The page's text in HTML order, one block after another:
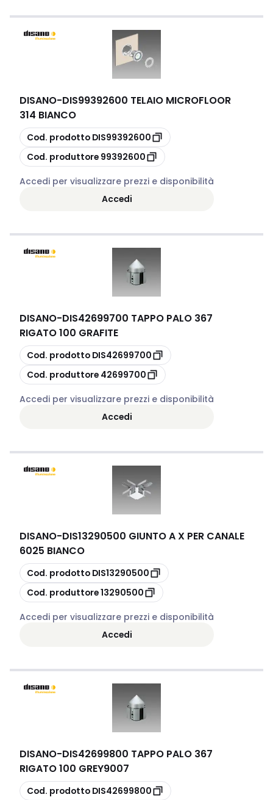
DISANO-DIS99392600 TELAIO MICROFLOOR
314 BIANCO
copia
Cod. prodotto DIS99392600
copia
Cod. produttore 99392600
Accedi per visualizzare prezzi e disponibilità
Accedi
DISANO-DIS42699700 TAPPO PALO 367
RIGATO 100 GRAFITE
copia
Cod. prodotto DIS42699700
copia
Cod. produttore 42699700
Accedi per visualizzare prezzi e disponibilità
Accedi
DISANO-DIS13290500 GIUNTO A X PER CANALE
6025 BIANCO
copia
Cod. prodotto DIS13290500
copia
Cod. produttore13290500
Accedi per visualizzare prezzi e disponibilità
Accedi
DISANO-DIS42699800 TAPPO PALO 367
RIGATO 100 GREY9007
copia
Cod. prodotto DIS42699800